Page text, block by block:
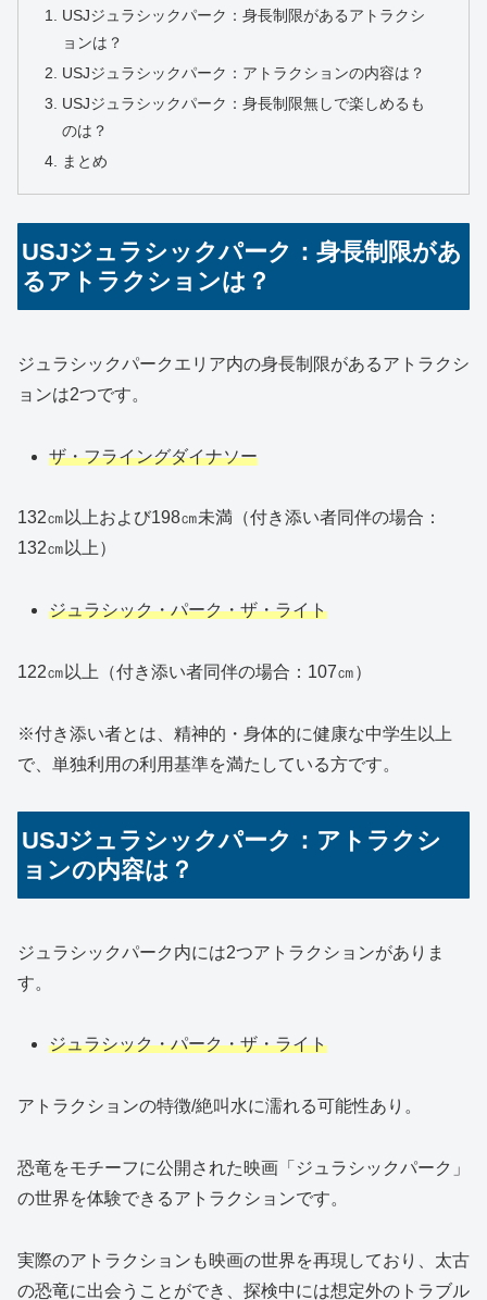
USJジュラシックパーク：身長制限があるアトラクシ
ョンは？
USJジュラシックパーク：アトラクションの内容は？
USJジュラシックパーク：身長制限無しで楽しめるも
のは？
まとめ
USJジュラシックパーク：身長制限があ
るアトラクションは？
ジュラシックパークエリア内の身長制限があるアトラクシ
ョンは2つです。
ザ・フライングダイナソー
132㎝以上および198㎝未満（付き添い者同伴の場合：
132㎝以上）
ジュラシック・パーク・ザ・ライト
122㎝以上（付き添い者同伴の場合：107㎝）
※付き添い者とは、精神的・身体的に健康な中学生以上
で、単独利用の利用基準を満たしている方です。
USJジュラシックパーク：アトラクシ
ョンの内容は？
ジュラシックパーク内には2つアトラクションがありま
す。
ジュラシック・パーク・ザ・ライト
アトラクションの特徴/絶叫水に濡れる可能性あり。
恐竜をモチーフに公開された映画「ジュラシックパーク」
の世界を体験できるアトラクションです。
実際のアトラクションも映画の世界を再現しており、太古
の恐竜に出会うことができ、探検中には想定外のトラブル